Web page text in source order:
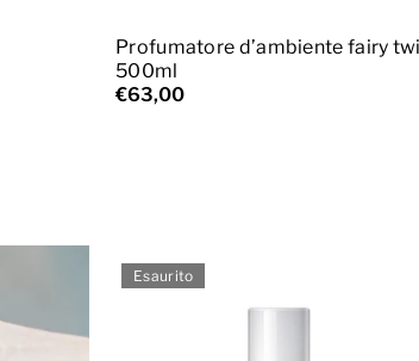
Profumatore d’ambiente fairy
500ml
€63,00
Esaurito